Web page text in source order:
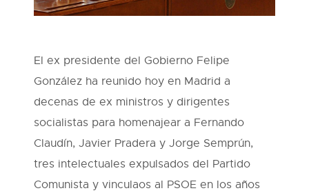
El ex presidente del Gobierno Felipe
González ha reunido hoy en Madrid a
decenas de ex ministros y dirigentes
socialistas para homenajear a Fernando
Claudín, Javier Pradera y Jorge Semprún,
tres intelectuales expulsados del Partido
Comunista y vinculaos al PSOE en los años